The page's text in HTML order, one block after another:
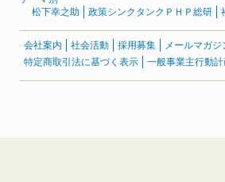
松下幸之助
政策シンクタンクＰＨＰ総研
会社案内 社会活動 採用募集 メールマガジ
特定商取引法に基づく表示
一般事業主行動